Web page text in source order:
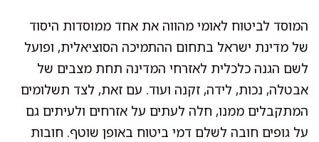
המוסד לביטוח לאומי מהווה את אחד ממוסדות היסוד
של מדינת ישראל בתחום ההתמיכה הסוציאלית, ופועל
לשם הגנה כלכלית לאזרחי המדינה תחת מצבים של
אבטלה, נכות, לידה, זקנה ועוד. עם זאת, לצד תשלומים
המתקבלים ממנו, חלה לעתים על אזרחים ולעיתים גם
על גופים חובה לשלם דמי ביטוח באופן שוטף. חובות